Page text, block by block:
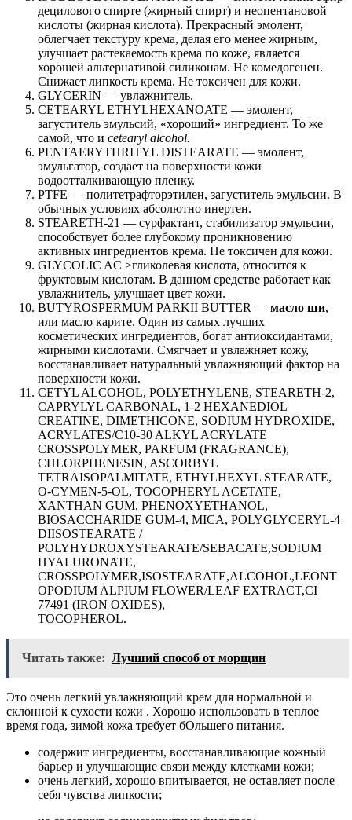
децилового спирте (жирный спирт) и неопентановой
кислоты (жирная кислота). Прекрасный эмолент,
облегчает текстуру крема, делая его менее жирным,
улучшает растекаемость крема по коже, является
хорошей альтернативой силиконам. Не комедогенен.
Снижает липкость крема. Не токсичен для кожи.
GLYCERIN — увлажнитель.
CETEARYL ETHYLHEXANOATE — эмолент,
загуститель эмульсий, «хороший» ингредиент. То же
самой, что и cetearyl alcohol.
PENTAERYTHRITYL DISTEARATE — эмолент,
эмульгатор, создает на поверхности кожи
водоотталкивающую пленку.
PTFE — политетрафторэтилен, загуститель эмульсии. В
обычных условиях абсолютно инертен.
STEARETH-21 — сурфактант, стабилизатор эмульсии,
способствует более глубокому проникновению
активных ингредиентов крема. Не токсичен для кожи.
GLYCOLIC AC >гликолевая кислота, относится к
фруктовым кислотам. В данном средстве работает как
увлажнитель, улучшает цвет кожи.
BUTYROSPERMUM PARKII BUTTER — масло ши,
или масло карите. Один из самых лучших
косметических ингредиентов, богат антиоксидантами,
жирными кислотами. Смягчает и увлажняет кожу,
восстанавливает натуральный увлажняющий фактор на
поверхности кожи.
CETYL ALCOHOL, POLYETHYLENE, STEARETH-2,
CAPRYLYL CARBONAL, 1-2 HEXANEDIOL
CREATINE, DIMETHICONE, SODIUM HYDROXIDE,
ACRYLATES/C10-30 ALKYL ACRYLATE
CROSSPOLYMER, PARFUM (FRAGRANCE),
CHLORPHENESIN, ASCORBYL
TETRAISOPALMITATE, ETHYLHEXYL STEARATE,
O-CYMEN-5-OL, TOCOPHERYL ACETATE,
XANTHAN GUM, PHENOXYETHANOL,
BIOSACCHARIDE GUM-4, MICA, POLYGLYCERYL-4
DIISOSTEARATE /
POLYHYDROXYSTEARATE/SEBACATE,SODIUM
HYALURONATE,
CROSSPOLYMER,ISOSTEARATE,ALCOHOL,LEONT
OPODIUM ALPIUM FLOWER/LEAF EXTRACT,CI
77491 (IRON OXIDES),
TOCOPHEROL.
Читать также: Лучший способ от морщин
Это очень легкий увлажняющий крем для нормальной и
склонной к сухости кожи . Хорошо использовать в теплое
время года, зимой кожа требует бОльшего питания.
содержит ингредиенты, восстанавливающие кожный
барьер и улучшающие связи между клетками кожи;
очень легкий, хорошо впитывается, не оставляет после
себя чувства липкости;